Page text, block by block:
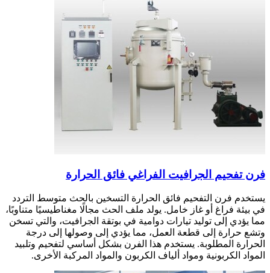
فرن تفحيم الجرافيت الفراغي فائق الحرارة
يستخدم فرن التفحيم فائق الحرارة التسخين بالحث متوسط التردد
في بيئة فراغ أو غاز خامل. يولد ملف الحث مجالًا مغناطيسيًا متناوبًا،
مما يؤدي إلى توليد تيارات دوامية في بوتقة الجرافيت، والتي تسخن
وتشع حرارة إلى قطعة العمل، مما يؤدي إلى وصولها إلى درجة
الحرارة المطلوبة. يستخدم هذا الفرن بشكل أساسي لتفحيم وتلبيد
المواد الكربونية ومواد ألياف الكربون والمواد المركبة الأخرى.